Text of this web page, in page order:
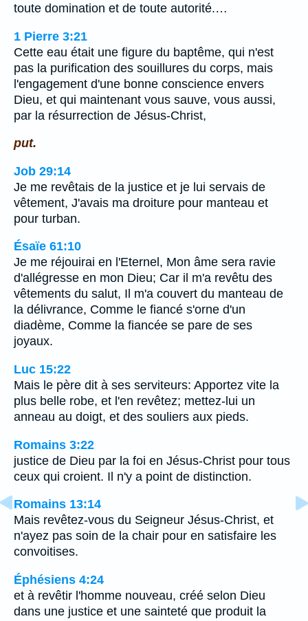
toute domination et de toute autorité.…
1 Pierre 3:21
Cette eau était une figure du baptême, qui n'est
pas la purification des souillures du corps, mais
l'engagement d'une bonne conscience envers
Dieu, et qui maintenant vous sauve, vous aussi,
par la résurrection de Jésus-Christ,
put.
Job 29:14
Je me revêtais de la justice et je lui servais de
vêtement, J'avais ma droiture pour manteau et
pour turban.
Ésaïe 61:10
Je me réjouirai en l'Eternel, Mon âme sera ravie
d'allégresse en mon Dieu; Car il m'a revêtu des
vêtements du salut, Il m'a couvert du manteau de
la délivrance, Comme le fiancé s'orne d'un
diadème, Comme la fiancée se pare de ses
joyaux.
Luc 15:22
Mais le père dit à ses serviteurs: Apportez vite la
plus belle robe, et l'en revêtez; mettez-lui un
anneau au doigt, et des souliers aux pieds.
Romains 3:22
justice de Dieu par la foi en Jésus-Christ pour tous
ceux qui croient. Il n'y a point de distinction.
Romains 13:14
Mais revêtez-vous du Seigneur Jésus-Christ, et
n'ayez pas soin de la chair pour en satisfaire les
convoitises.
Éphésiens 4:24
et à revêtir l'homme nouveau, créé selon Dieu
dans une justice et une sainteté que produit la